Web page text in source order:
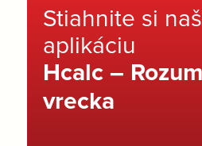
Stiahnite si
aplikáciu
Hcalc –
vrecka